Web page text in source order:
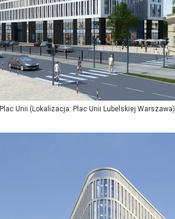
Plac Unii (Lokalizacja: Plac Unii Lubelskiej Warszawa)